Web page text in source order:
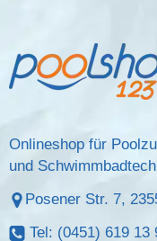
Onlineshop für
und
Posener Str. 7,
Tel: (0451) 619 13